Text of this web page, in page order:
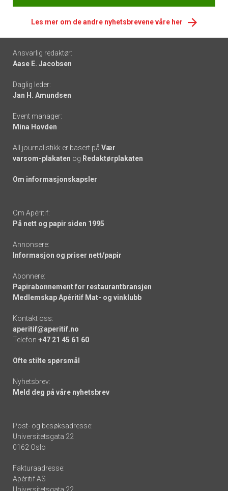
Les mer om de andre nyhetsbrevene våre her
Footer
-
links
Ansvarlig redaktør:
Aase E. Jacobsen
Daglig leder:
Jan H. Amundsen
Event manager:
Mina Hovden
All journalistikk er basert på Vær
varsom-plakaten og Redaktørplakaten
Om informasjonskapsler
Om Apéritif:
På nett og papir siden 1995
Annonsere:
Informasjon og priser nett/papir
Abonnere:
Papirabonnement for restaurantbransjen
Medlemskap Apéritif Mat- og vinklubb
Kontakt oss:
aperitif@aperitif.no
Telefon +47 21 45 61 60
Ofte stilte spørsmål
Nyhetsbrev:
Meld deg på våre nyhetsbrev
Post- og besøksadresse:
Universitetsgata 22
0162 Oslo
Fakturaadresse:
Apéritif AS